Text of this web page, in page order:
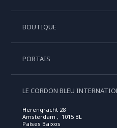
BOUTIQUE
PORTAIS
LE CORDON BLEU
Herengracht 28
Amsterdam , 1015 BL
Países Baixos